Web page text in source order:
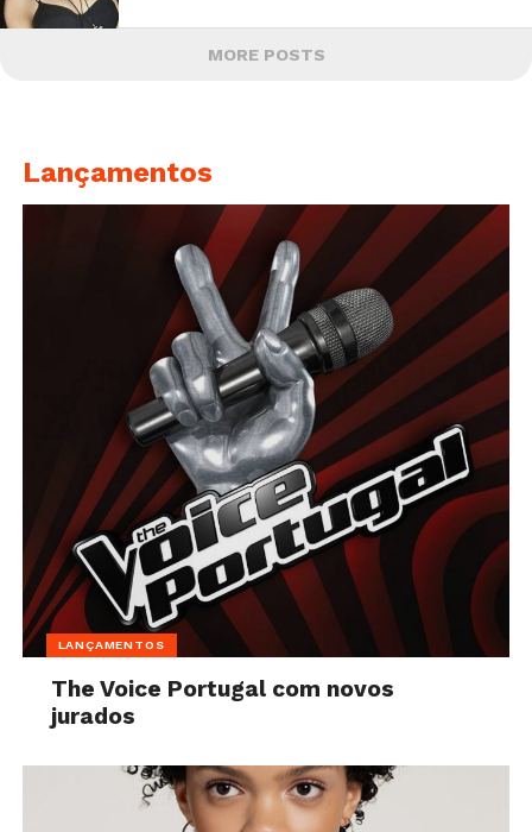
MORE POSTS
Lançamentos
LANÇAMENTOS
The Voice Portugal com novos
jurados